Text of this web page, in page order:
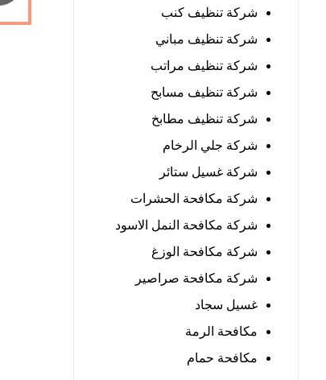
شركة تنظيف كنب
شركة تنظيف مباني
شركة تنظيف مراتب
شركة تنظيف مسابح
شركة تنظيف مطابخ
شركة جلي الرخام
شركة غسيل ستائر
شركة مكافحة الحشرات
شركة مكافحة النمل الاسود
شركة مكافحة الوزغ
شركة مكافحة صراصير
غسيل سجاد
مكافحة الرمة
مكافحة حمام